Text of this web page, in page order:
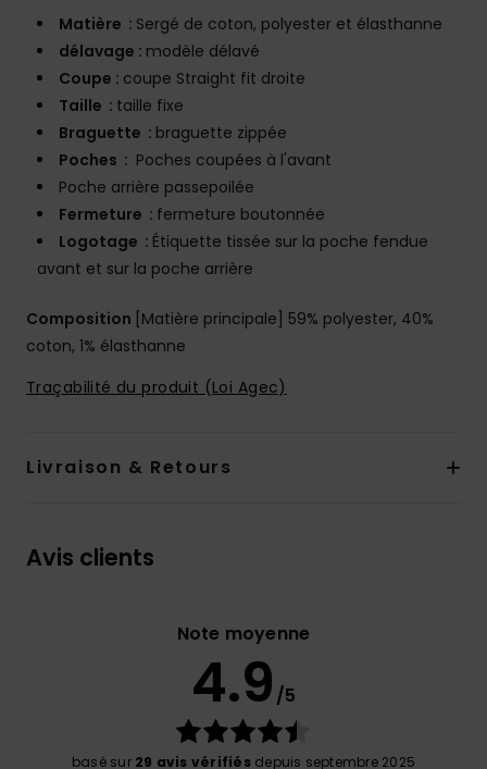
Matière : Sergé de coton, polyester et élasthanne
délavage : modèle délavé
Coupe : coupe Straight fit droite
Taille : taille fixe
Braguette : braguette zippée
Poches : Poches coupées à l'avant
Poche arrière passepoilée
Fermeture : fermeture boutonnée
Logotage : Étiquette tissée sur la poche fendue
avant et sur la poche arrière
Composition [Matière principale] 59% polyester, 40%
coton, 1% élasthanne
Traçabilité du produit (Loi Agec)
Livraison & Retours
Avis clients
Note moyenne
4.9 /5
basé sur 29 avis vérifiésdepuis septembre 2025